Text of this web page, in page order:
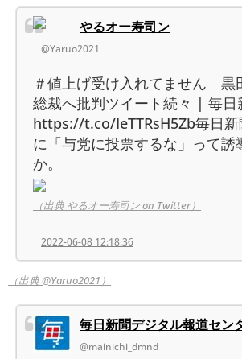
やるオー寿司ン
@Yaruo2021
＃値上げ受け入れてません 黒
総裁へ批判ツイート続々 | 毎日
https://t.co/IeTTRsH5Zb毎日新
に「与党に投票するな」って誘
か。
（出典 やるオー寿司ン on Twitter）
2022-06-08 12:18:36
（出典 @Yaruo2021）
毎日新聞デジタル報道セン
@mainichi_dmnd